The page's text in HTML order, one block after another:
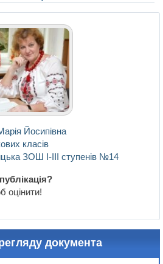
Йосипівна
класів
ЗОШ I-III ступенів №14
оцінити!
документа